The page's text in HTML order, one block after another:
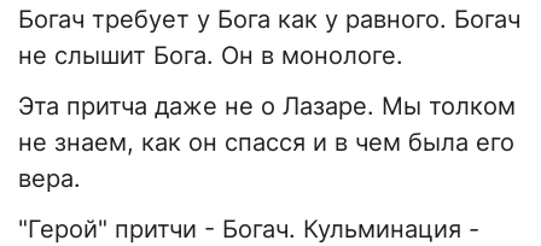
Богач требует у Бога как у равного. Богач
не слышит Бога. Он в монологе.
Эта притча даже не о Лазаре. Мы толком
не знаем, как он спасся и в чем была его
вера.
"Герой" притчи - Богач. Кульминация -